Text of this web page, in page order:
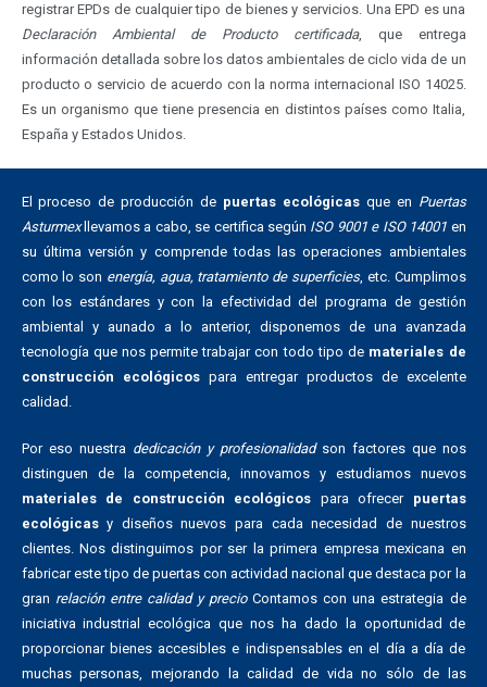
registrar EPDs de cualquier tipo de bienes y servicios. Una EPD es una
Declaración Ambiental de Producto certificada, que entrega
información detallada sobre los datos ambientales de ciclo vida de un
producto o servicio de acuerdo con la norma internacional ISO 14025.
Es un organismo que tiene presencia en distintos países como Italia,
España y Estados Unidos.
El proceso de producción de puertas ecológicas que en Puertas
Asturmexllevamos a cabo, se certifica según ISO 9001 e ISO 14001 en
su última versión y comprende todas las operaciones ambientales
como lo son energía, agua, tratamiento de superficies, etc. Cumplimos
con los estándares y con la efectividad del programa de gestión
ambiental y aunado a lo anterior, disponemos de una avanzada
tecnología que nos permite trabajar con todo tipo de materiales de
construcción ecológicos para entregar productos de excelente
calidad.
Por eso nuestra dedicación y profesionalidadson factores que nos
distinguen de la competencia, innovamos y estudiamos nuevos
materiales de construcción ecológicos para ofrecer puertas
ecológicasy diseños nuevos para cada necesidad de nuestros
clientes. Nos distinguimos por ser la primera empresa mexicana en
fabricar este tipo de puertas con actividad nacional que destaca por la
gran relación entre calidad y precioContamos con una estrategia de
iniciativa industrial ecológica que nos ha dado la oportunidad de
proporcionar bienes accesibles e indispensables en el día a día de
muchas personas, mejorando la calidad de vida no sólo de las